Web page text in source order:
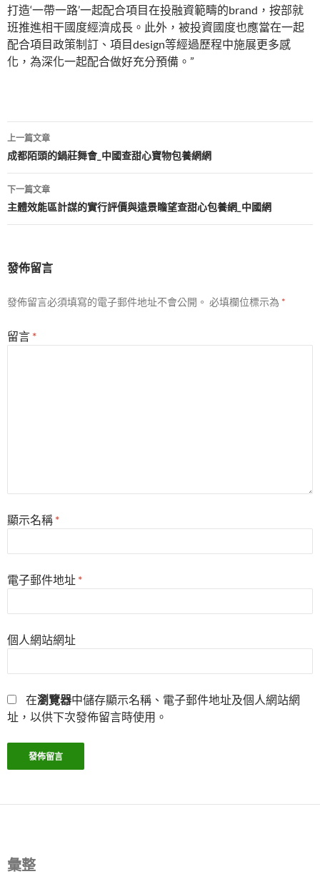
打造‘一帶一路’一起配合項目在投融資範疇的brand，按部就
班推進相干國度經濟成長。此外，被投資國度也應當在一起
配合項目政策制訂、項目design等經過歷程中施展更多感
化，為深化一起配合做好充分預備。”
文
章
導
覽
上一篇文章
成都陌頭的鍋莊舞會_中國查甜心寶物包養網網
下一篇文章
主體效能區計謀的實行評價與遠景瞻望查甜心包養網_中國網
發佈留言
發佈留言必須填寫的電子郵件地址不會公開。 必填欄位標示為 *
留言 *
顯示名稱 *
電子郵件地址 *
個人網站網址
在瀏覽器中儲存顯示名稱、電子郵件地址及個人網站網
址，以供下次發佈留言時使用。
彙整